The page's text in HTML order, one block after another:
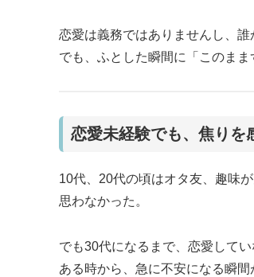
恋愛は義務ではありませんし、
でも、ふとした瞬間に「このま
恋愛未経験でも、焦りを
10代、20代の頃はオタ友、趣味
思わなかった。
でも30代になるまで、恋愛して
ある時から、急に不安になる瞬間